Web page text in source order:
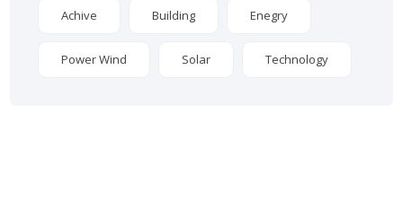
Achive Building Enegry
Power Wind Solar Technology